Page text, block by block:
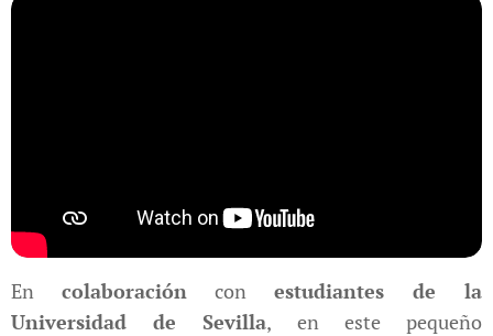
En colaboración con estudiantes de la
Universidad de Sevilla, en este pequeño